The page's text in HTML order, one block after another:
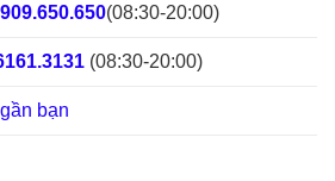
(08:30-20:00)
(08:30-20:00)
bạn